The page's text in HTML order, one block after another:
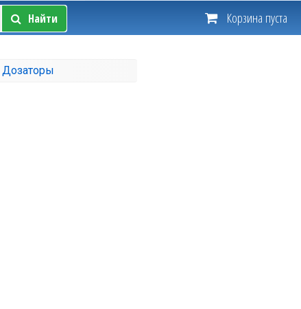
Найти Корзина пуста